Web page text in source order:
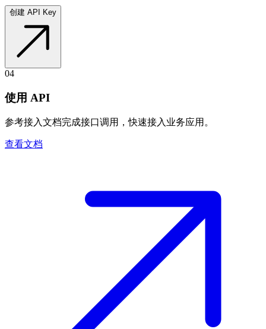
创建 API Key
04
使用 API
参考接入文档完成接口调用，快速接入业务应用。
查看文档